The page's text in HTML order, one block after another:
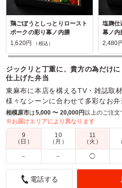
鶏ごぼうとしっとりロースト
ポークの彩り幕ノ内膳
1,620円
（税込）
塩麹仕
幕ノ内
2,480
ジックリと丁重に、貴方の為だけ
仕上げた弁当
東麻布に本店を構えるTV・雑誌取
様々なシーンに合わせて多彩なお
菜たっぷりのヘルシーなお弁当を、
商品数： 38 締切日時： 2日前21:00 価
配達時間：
10:00～18:00
彩も鮮やかで先生方にも好評で
5.0 日本イーライリリー株式会
相模原市は5,000 〜 20,000円以上のご注文
※お届けエリアにより異なります
9
（日）
10
（月）
11
（火）
－ － ◯
電話する